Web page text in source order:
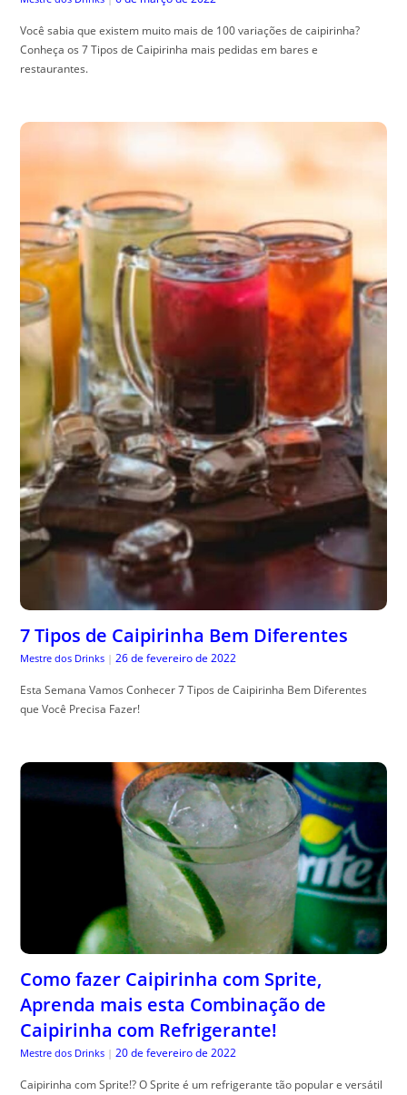
Você sabia que existem muito mais de 100 variações de caipirinha?
Conheça os 7 Tipos de Caipirinha mais pedidas em bares e
restaurantes.
7 Tipos de Caipirinha Bem Diferentes
Mestre dos Drinks | 26 de fevereiro de 2022
Esta Semana Vamos Conhecer 7 Tipos de Caipirinha Bem Diferentes
que Você Precisa Fazer!
Como fazer Caipirinha com Sprite,
Aprenda mais esta Combinação de
Caipirinha com Refrigerante!
Mestre dos Drinks | 20 de fevereiro de 2022
Caipirinha com Sprite!? O Sprite é um refrigerante tão popular e versátil